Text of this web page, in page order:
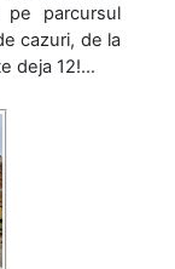
parcursul
cazuri, de la
deja 12!...